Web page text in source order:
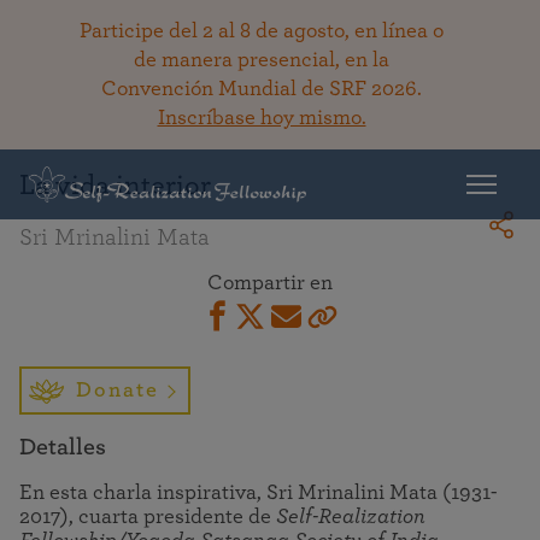
Participe del 2 al 8 de agosto, en línea o
de manera presencial, en la
Convención Mundial de SRF 2026.
Inscríbase hoy mismo.
Regresar a la bibioteca
La vida interior
Sri Mrinalini Mata
Compartir en
Donate
Detalles
En esta charla inspirativa, Sri Mrinalini Mata (1931-
2017), cuarta presidente de Self-Realization